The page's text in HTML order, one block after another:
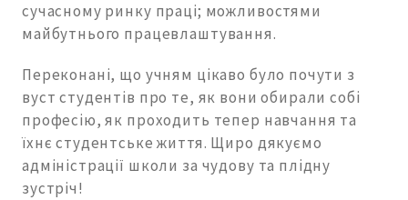
сучасному ринку праці; можливостями
майбутнього працевлаштування.
Переконані, що учням цікаво було почути з
вуст студентів про те, як вони обирали собі
професію, як проходить тепер навчання та
їхнє студентське життя. Щиро дякуємо
адміністрації школи за чудову та плідну
зустріч!